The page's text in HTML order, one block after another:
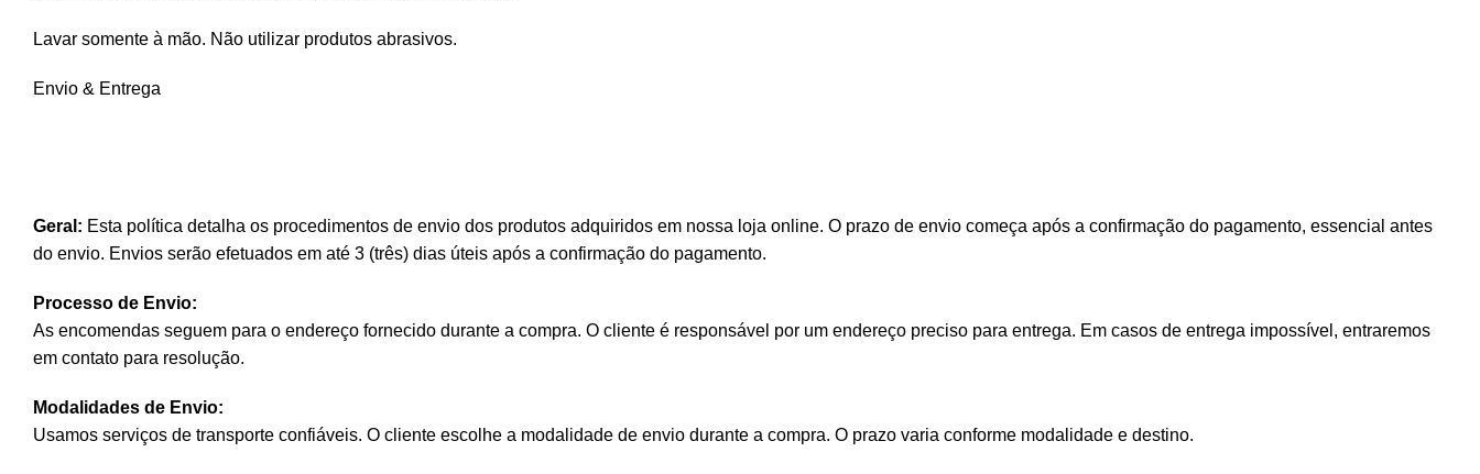
Lavar somente à mão. Não utilizar produtos abrasivos.
Envio & Entrega
Geral: Esta política detalha os procedimentos de envio dos produtos adquiridos em nossa loja online. O prazo de envio começa após a confirmação do pagamento, essencial antes
do envio. Envios serão efetuados em até 3 (três) dias úteis após a confirmação do pagamento.
Processo de Envio:
As encomendas seguem para o endereço fornecido durante a compra. O cliente é responsável por um endereço preciso para entrega. Em casos de entrega impossível, entraremos
em contato para resolução.
Modalidades de Envio:
Usamos serviços de transporte confiáveis. O cliente escolhe a modalidade de envio durante a compra. O prazo varia conforme modalidade e destino.